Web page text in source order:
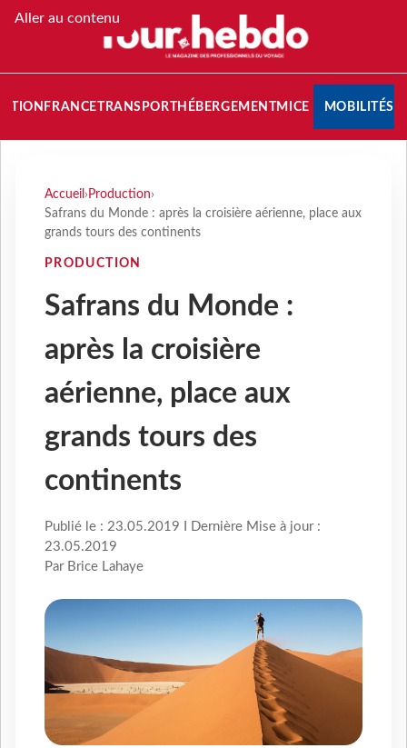
Aller au contenu
FRANCETRANSPORT HÉBERGEMENTMICE MOBILITÉS
Accueil › Production›
Safrans du Monde : après la croisière aérienne, place aux
grands tours des continents
PRODUCTION
Safrans du Monde :
après la croisière
aérienne, place aux
grands tours des
continents
Publié le : 23.05.2019 I Dernière Mise à jour :
23.05.2019
Par Brice Lahaye